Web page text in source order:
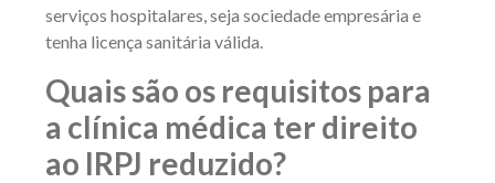
serviços hospitalares, seja sociedade empresária e
tenha licença sanitária válida.
Quais são os requisitos para
a clínica médica ter direito
ao IRPJ reduzido?